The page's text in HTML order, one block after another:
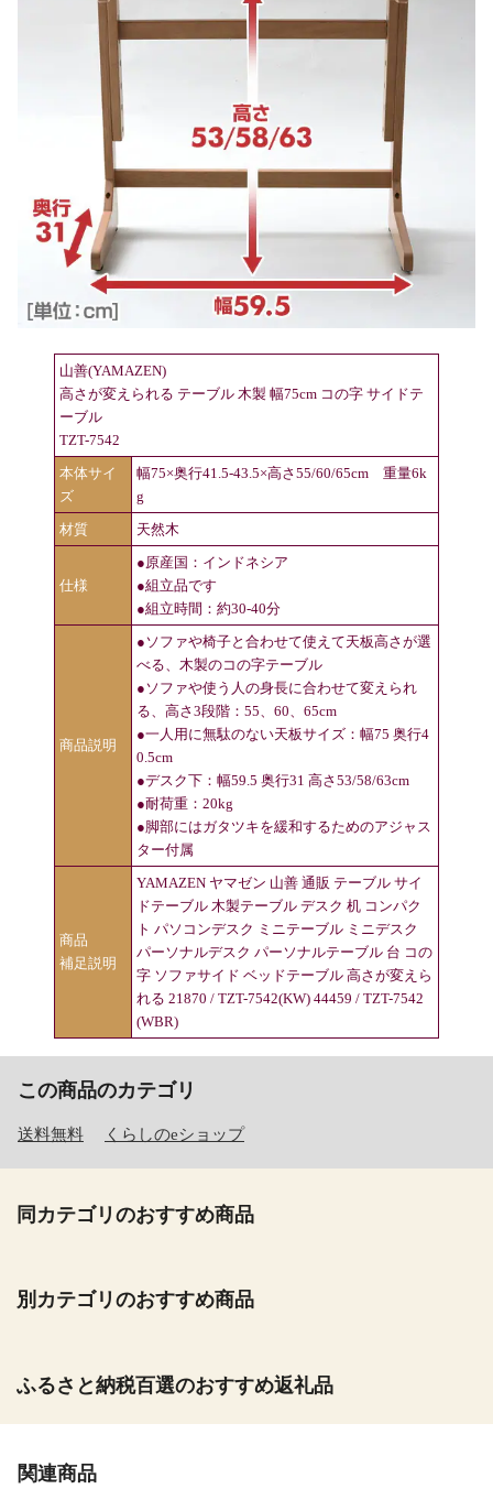
山善(YAMAZEN)
高さが変えられる テーブル 木製 幅75cm コの字 サイドテ
ーブル
TZT-7542
本体サイ
ズ
幅75×奥行41.5-43.5×高さ55/60/65cm 重量6k
g
材質
天然木
仕様
●原産国：インドネシア
●組立品です
●組立時間：約30-40分
商品説明
●ソファや椅子と合わせて使えて天板高さが選
べる、木製のコの字テーブル
●ソファや使う人の身長に合わせて変えられ
る、高さ3段階：55、60、65cm
●一人用に無駄のない天板サイズ：幅75 奥行4
0.5cm
●デスク下：幅59.5 奥行31 高さ53/58/63cm
●耐荷重：20kg
●脚部にはガタツキを緩和するためのアジャス
ター付属
商品
補足説明
YAMAZEN ヤマゼン 山善 通販 テーブル サイ
ドテーブル 木製テーブル デスク 机 コンパク
ト パソコンデスク ミニテーブル ミニデスク
パーソナルデスク パーソナルテーブル 台 コの
字 ソファサイド ベッドテーブル 高さが変えら
れる 21870 / TZT-7542(KW) 44459 / TZT-7542
(WBR)
この商品のカテゴリ
送料無料 くらしのeショップ
同カテゴリのおすすめ商品
別カテゴリのおすすめ商品
ふるさと納税百選のおすすめ返礼品
関連商品